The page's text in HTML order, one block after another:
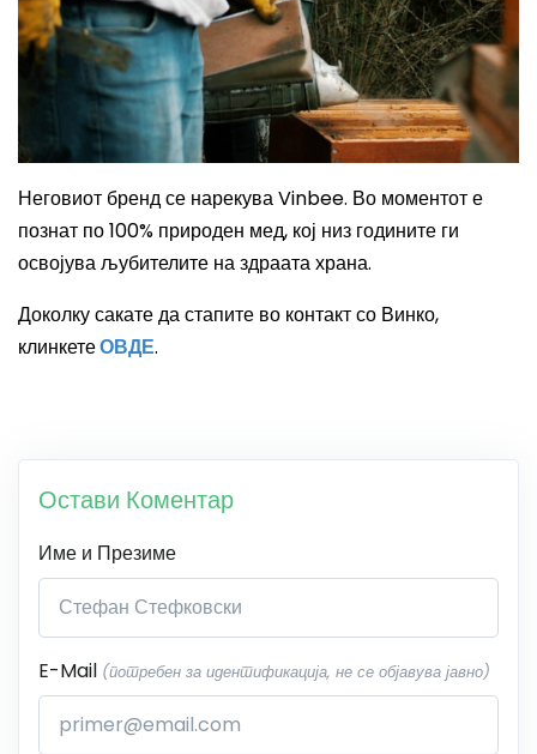
Неговиот бренд се нарекуваVinbee. Во моментот е
познат по 100% природен мед, кој низ годините ги
освојува љубителите на здраата храна.
Доколку сакате да стапите во контакт со Винко,
клинкетеОВДЕ.
Остави Коментар
Име и Презиме
E-Mail (потребен за идентификација, не се објавува јавно)